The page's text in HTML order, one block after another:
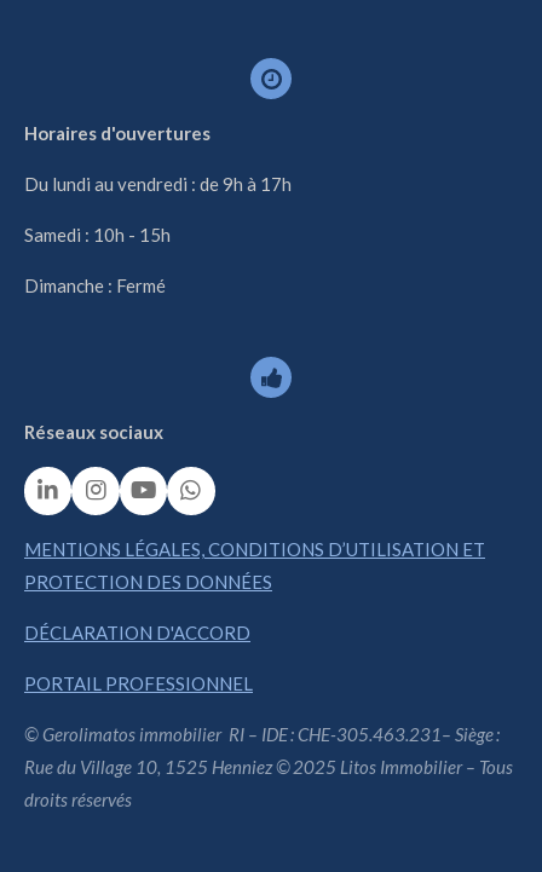
Horaires d'ouvertures
Du lundi au vendredi : de 9h à 17h
Samedi : 10h - 15h
Dimanche : Fermé
Réseaux sociaux
L
i
n
k
e
I
I
n
s
t
a
r
m
Y
o
u
T
u
e
W
h
a
t
s
p
MENTIONS LÉGALES, CONDITIONS D’UTILISATION ET
PROTECTION DES DONNÉES
DÉCLARATION D'ACCORD
PORTAIL PROFESSIONNEL
© Gerolimatos immobilier RI – IDE : CHE-305.463.231– Siège :
Rue du Village 10, 1525 Henniez © 2025 Litos Immobilier – Tous
droits réservés